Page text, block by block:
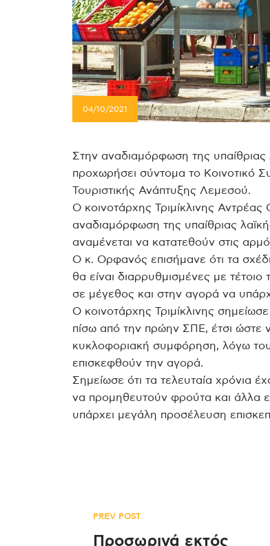
04/10/2021
Στην αναδιαμόρφωση της υπαίθριας
προχωρήσει σύντομα το Κοινοτικό
Τουριστικής Ανάπτυξης Λεμεσού.
Ο κοινοτάρχης Τριμίκλινης
αναδιαμόρφωση της υπαίθριας
αναμένεται να κατατεθούν στις
Ο κ. Ορφανός επισήμανε ότι τα
θα είναι διαρρυθμισμένες με
σε μέγεθος και στην αγορά να
Ο κοινοτάρχης Τριμίκλινης
πίσω από την πρώην ΣΠΕ, έτσι ώστε
κυκλοφοριακή συμφόρηση, λόγω του
επισκεφθούν την αγορά.
Σημείωσε ότι τα τελευταία χρόνια
να προμηθευτούν φρούτα και άλλα
υπάρχει μεγάλη προσέλευση
Πλοήγηση
PREV POST
Προσωρινά εκτός